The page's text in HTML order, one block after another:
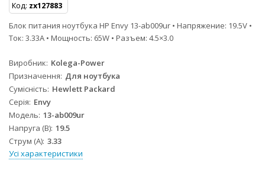
Код: zx127883
Блок питания ноутбука HP Envy 13-ab009ur • Напряжение: 19.5V •
Ток: 3.33A • Мощность: 65W • Разъем: 4.5×3.0
Виробник Kolega-Power
Призначення Для ноутбука
Сумісність Hewlett Packard
Серія Envy
Модель 13-ab009ur
Напруга (В) 19.5
Струм (А) 3.33
Усі характеристики